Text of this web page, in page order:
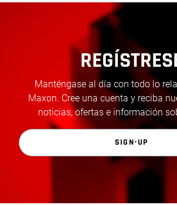
Manténgase al día con todo lo
Maxon. Cree una cuenta y reciba
noticias, ofertas e información
SIGN-UP